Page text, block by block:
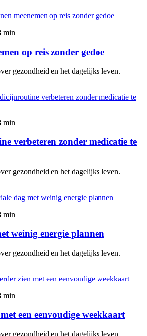
min
op reis zonder gedoe
gezondheid en het dagelijks leven.
min
verbeteren zonder medicatie te
gezondheid en het dagelijks leven.
min
weinig energie plannen
gezondheid en het dagelijks leven.
min
een eenvoudige weekkaart
gezondheid en het dagelijks leven.